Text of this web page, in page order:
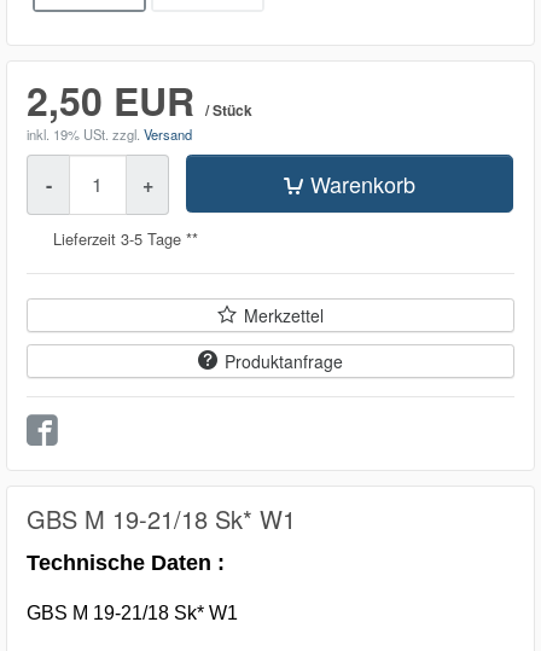
2,50 EUR / Stück
inkl. 19% USt. zzgl. Versand
- + Warenkorb
Lieferzeit 3-5 Tage **
Merkzettel
Produktanfrage
GBS M 19-21/18 Sk* W1
Technische Daten :
GBS M 19-21/18 Sk* W1